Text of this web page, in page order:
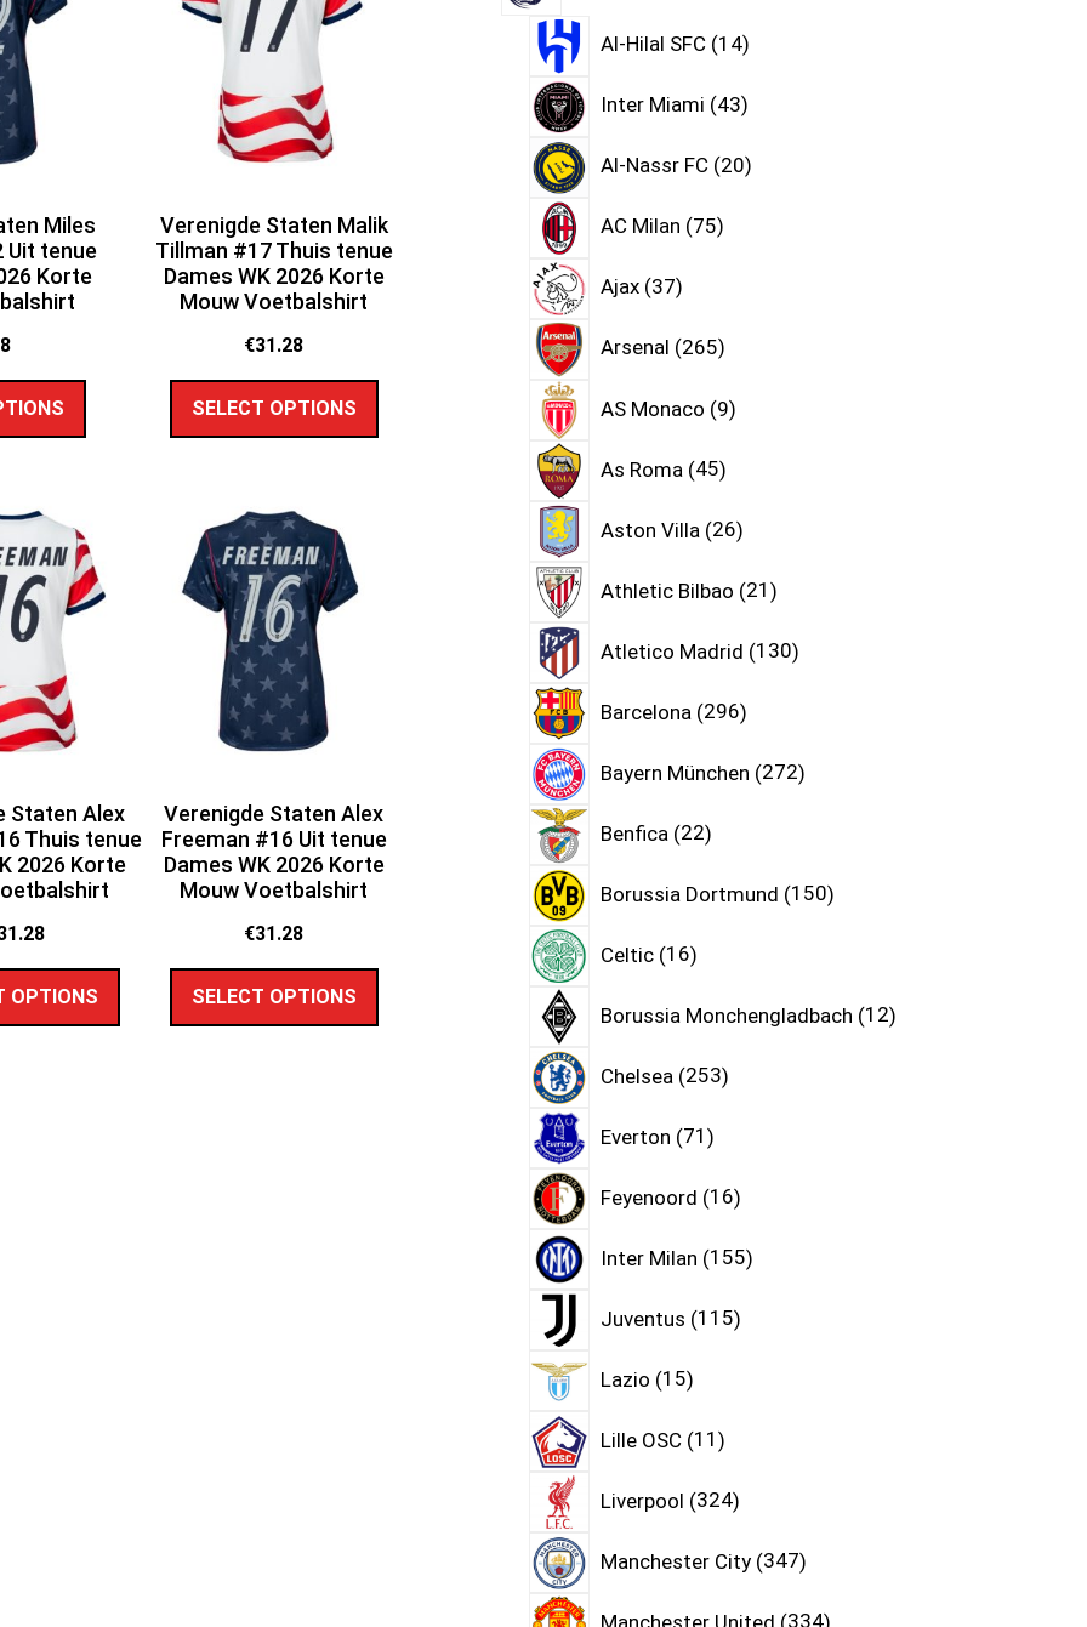
Miles
Uit tenue
Korte
Verenigde Staten Malik
Tillman #17 Thuis tenue
Dames WK 2026 Korte
Mouw Voetbalshirt
€31.28
SELECT OPTIONS
Staten Alex
Thuis tenue
2026 Korte
OPTIONS
Verenigde Staten Alex
Freeman #16 Uit tenue
Dames WK 2026 Korte
Mouw Voetbalshirt
€31.28
SELECT OPTIONS
Al-Hilal SFC 14
Inter Miami 43
Al-Nassr FC 20
AC Milan 75
Ajax 37
Arsenal 265
AS Monaco 9
As Roma 45
Aston Villa 26
Athletic Bilbao 21
Atletico Madrid 130
Barcelona 296
Bayern München 272
Benfica 22
Borussia Dortmund 150
Celtic 16
Borussia Monchengladbach 12
Chelsea 253
Everton 71
Feyenoord 16
Inter Milan 155
Juventus 115
Lazio 15
Lille OSC 11
Liverpool 324
Manchester City 347
Manchester United 334